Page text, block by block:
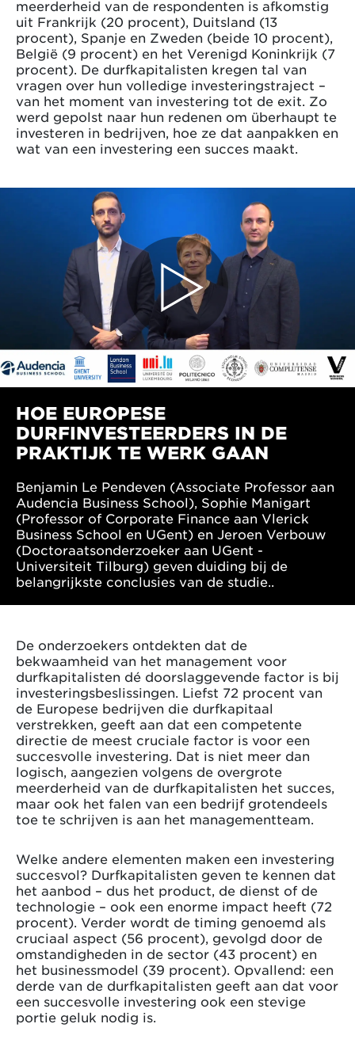
meerderheid van de respondenten is afkomstig
uit Frankrijk (20 procent), Duitsland (13
procent), Spanje en Zweden (beide 10 procent),
België (9 procent) en het Verenigd Koninkrijk (7
procent). De durfkapitalisten kregen tal van
vragen over hun volledige investeringstraject –
van het moment van investering tot de exit. Zo
werd gepolst naar hun redenen om überhaupt te
investeren in bedrijven, hoe ze dat aanpakken en
wat van een investering een succes maakt.
HOE EUROPESE
DURFINVESTEERDERS IN DE
PRAKTIJK TE WERK GAAN
Benjamin Le Pendeven (Associate Professor aan
Audencia Business School), Sophie Manigart
(Professor of Corporate Finance aan Vlerick
Business School en UGent) en Jeroen Verbouw
(Doctoraatsonderzoeker aan UGent -
Universiteit Tilburg) geven duiding bij de
belangrijkste conclusies van de studie..
De onderzoekers ontdekten dat de
bekwaamheid van het management voor
durfkapitalisten dé doorslaggevende factor is bij
investeringsbeslissingen. Liefst 72 procent van
de Europese bedrijven die durfkapitaal
verstrekken, geeft aan dat een competente
directie de meest cruciale factor is voor een
succesvolle investering. Dat is niet meer dan
logisch, aangezien volgens de overgrote
meerderheid van de durfkapitalisten het succes,
maar ook het falen van een bedrijf grotendeels
toe te schrijven is aan het managementteam.
Welke andere elementen maken een investering
succesvol? Durfkapitalisten geven te kennen dat
het aanbod – dus het product, de dienst of de
technologie – ook een enorme impact heeft (72
procent). Verder wordt de timing genoemd als
cruciaal aspect (56 procent), gevolgd door de
omstandigheden in de sector (43 procent) en
het businessmodel (39 procent). Opvallend: een
derde van de durfkapitalisten geeft aan dat voor
een succesvolle investering ook een stevige
portie geluk nodig is.